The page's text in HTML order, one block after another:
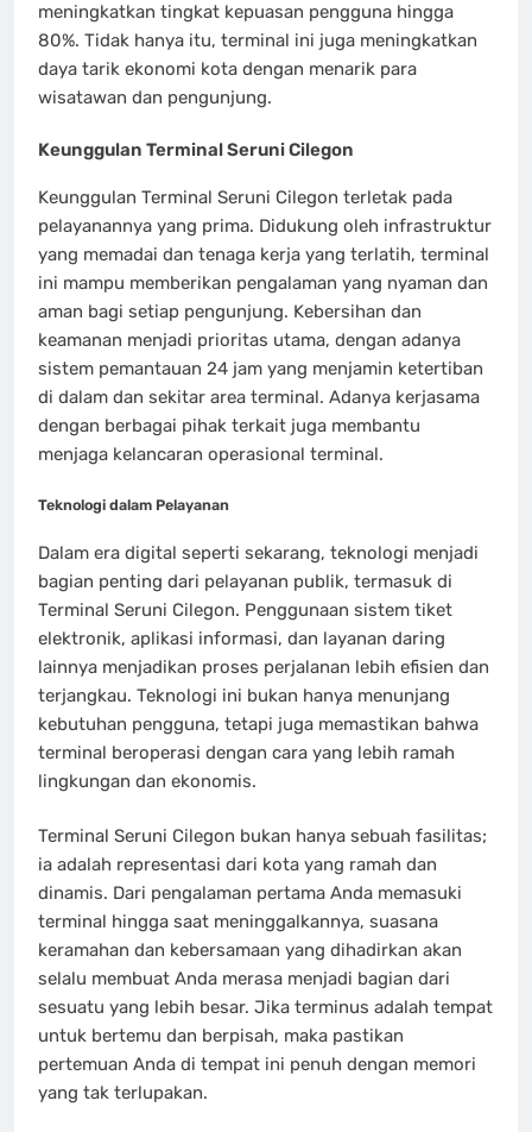
meningkatkan tingkat kepuasan pengguna hingga
80%. Tidak hanya itu, terminal ini juga meningkatkan
daya tarik ekonomi kota dengan menarik para
wisatawan dan pengunjung.
Keunggulan Terminal Seruni Cilegon
Keunggulan Terminal Seruni Cilegon terletak pada
pelayanannya yang prima. Didukung oleh infrastruktur
yang memadai dan tenaga kerja yang terlatih, terminal
ini mampu memberikan pengalaman yang nyaman dan
aman bagi setiap pengunjung. Kebersihan dan
keamanan menjadi prioritas utama, dengan adanya
sistem pemantauan 24 jam yang menjamin ketertiban
di dalam dan sekitar area terminal. Adanya kerjasama
dengan berbagai pihak terkait juga membantu
menjaga kelancaran operasional terminal.
Teknologi dalam Pelayanan
Dalam era digital seperti sekarang, teknologi menjadi
bagian penting dari pelayanan publik, termasuk di
Terminal Seruni Cilegon. Penggunaan sistem tiket
elektronik, aplikasi informasi, dan layanan daring
lainnya menjadikan proses perjalanan lebih efisien dan
terjangkau. Teknologi ini bukan hanya menunjang
kebutuhan pengguna, tetapi juga memastikan bahwa
terminal beroperasi dengan cara yang lebih ramah
lingkungan dan ekonomis.
Terminal Seruni Cilegon bukan hanya sebuah fasilitas;
ia adalah representasi dari kota yang ramah dan
dinamis. Dari pengalaman pertama Anda memasuki
terminal hingga saat meninggalkannya, suasana
keramahan dan kebersamaan yang dihadirkan akan
selalu membuat Anda merasa menjadi bagian dari
sesuatu yang lebih besar. Jika terminus adalah tempat
untuk bertemu dan berpisah, maka pastikan
pertemuan Anda di tempat ini penuh dengan memori
yang tak terlupakan.